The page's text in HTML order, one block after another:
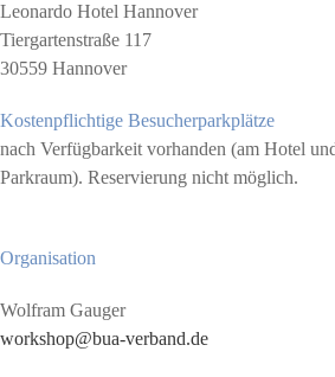
Leonardo Hotel Hannover
Tiergartenstraße 117
30559 Hannover
Kostenpflichtige Besucherparkplätze
nach Verfügbarkeit vorhanden (am Hotel
Parkraum). Reservierung nicht möglich.
Organisation
Wolfram Gauger
workshop@bua-verband.de